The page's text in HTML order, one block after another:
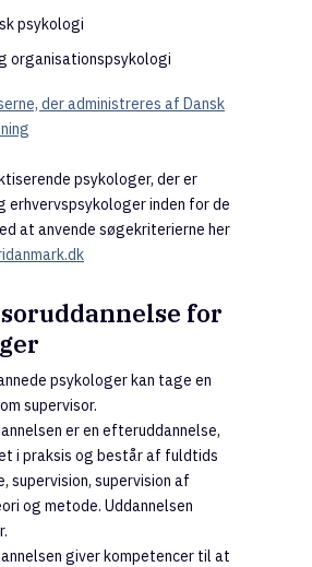
psykologi
organisationspsykologi
der administreres af Dansk
psykologer, der er
erhvervspsykologer inden for de
at anvende søgekriterierne her
for
psykologer kan tage en
supervisor.
er en efteruddannelse,
i praksis og består af fuldtids
supervision, supervision af
og metode. Uddannelsen
giver kompetencer til at